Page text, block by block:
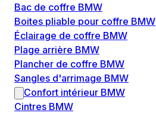
Bac de coffre BMW
Boites pliable pour coffre BMW
Éclairage de coffre BMW
Plage arrière BMW
Plancher de coffre BMW
Sangles d'arrimage BMW
Confort intérieur BMW
Cintres BMW